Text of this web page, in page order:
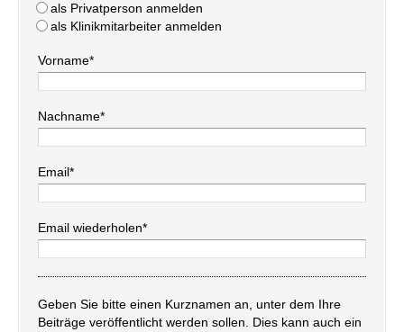
als Privatperson anmelden
als Klinikmitarbeiter anmelden
Vorname*
Nachname*
Email*
Email wiederholen*
Geben Sie bitte einen Kurznamen an, unter dem Ihre
Beiträge veröffentlicht werden sollen. Dies kann auch ein